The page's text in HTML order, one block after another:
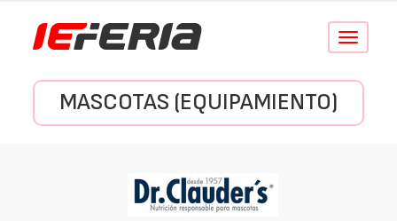
Conmutar
MASCOTAS (EQUIPAMIENTO)